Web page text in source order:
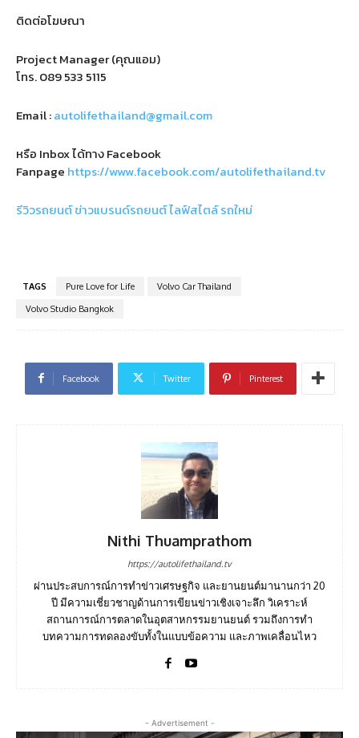
ติดต่อโฆษณา
Project Manager (คุณแอม)
โทร.089 533 5115
Email :autolifethailand@gmail.com
หรือ Inbox ได้ทาง Facebook
Fanpage https://www.facebook.com/autolifethailand.tv
รีวิวรถยนต์ข่าวแบรนด์รถยนต์ไลฟ์สไตล์รถใหม่
TAGS Pure Love for Life
Volvo Car Thailand
Volvo Studio Bangkok
Facebook Twitter Pinterest
Nithi Thuamprathom
https://autolifethailand.tv
ผ่านประสบการณ์การทำข่าวเศรษฐกิจ และยานยนต์มานานกว่า 20
ปี มีความเชี่ยวชาญด้านการเขียนข่าวเชิงเจาะลึก วิเคราะห์
สถานการณ์การตลาดในอุตสาหกรรมยานยนต์ รวมถึงการทำ
บทความการทดลองขับทั้งในแบบข้อความ และภาพเคลื่อนไหว
- Advertisement -